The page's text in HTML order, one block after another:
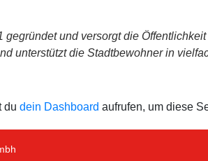
und versorgt die
unterstützt die Stadtbewohner in
du dein Dashboard aufrufen, um diese